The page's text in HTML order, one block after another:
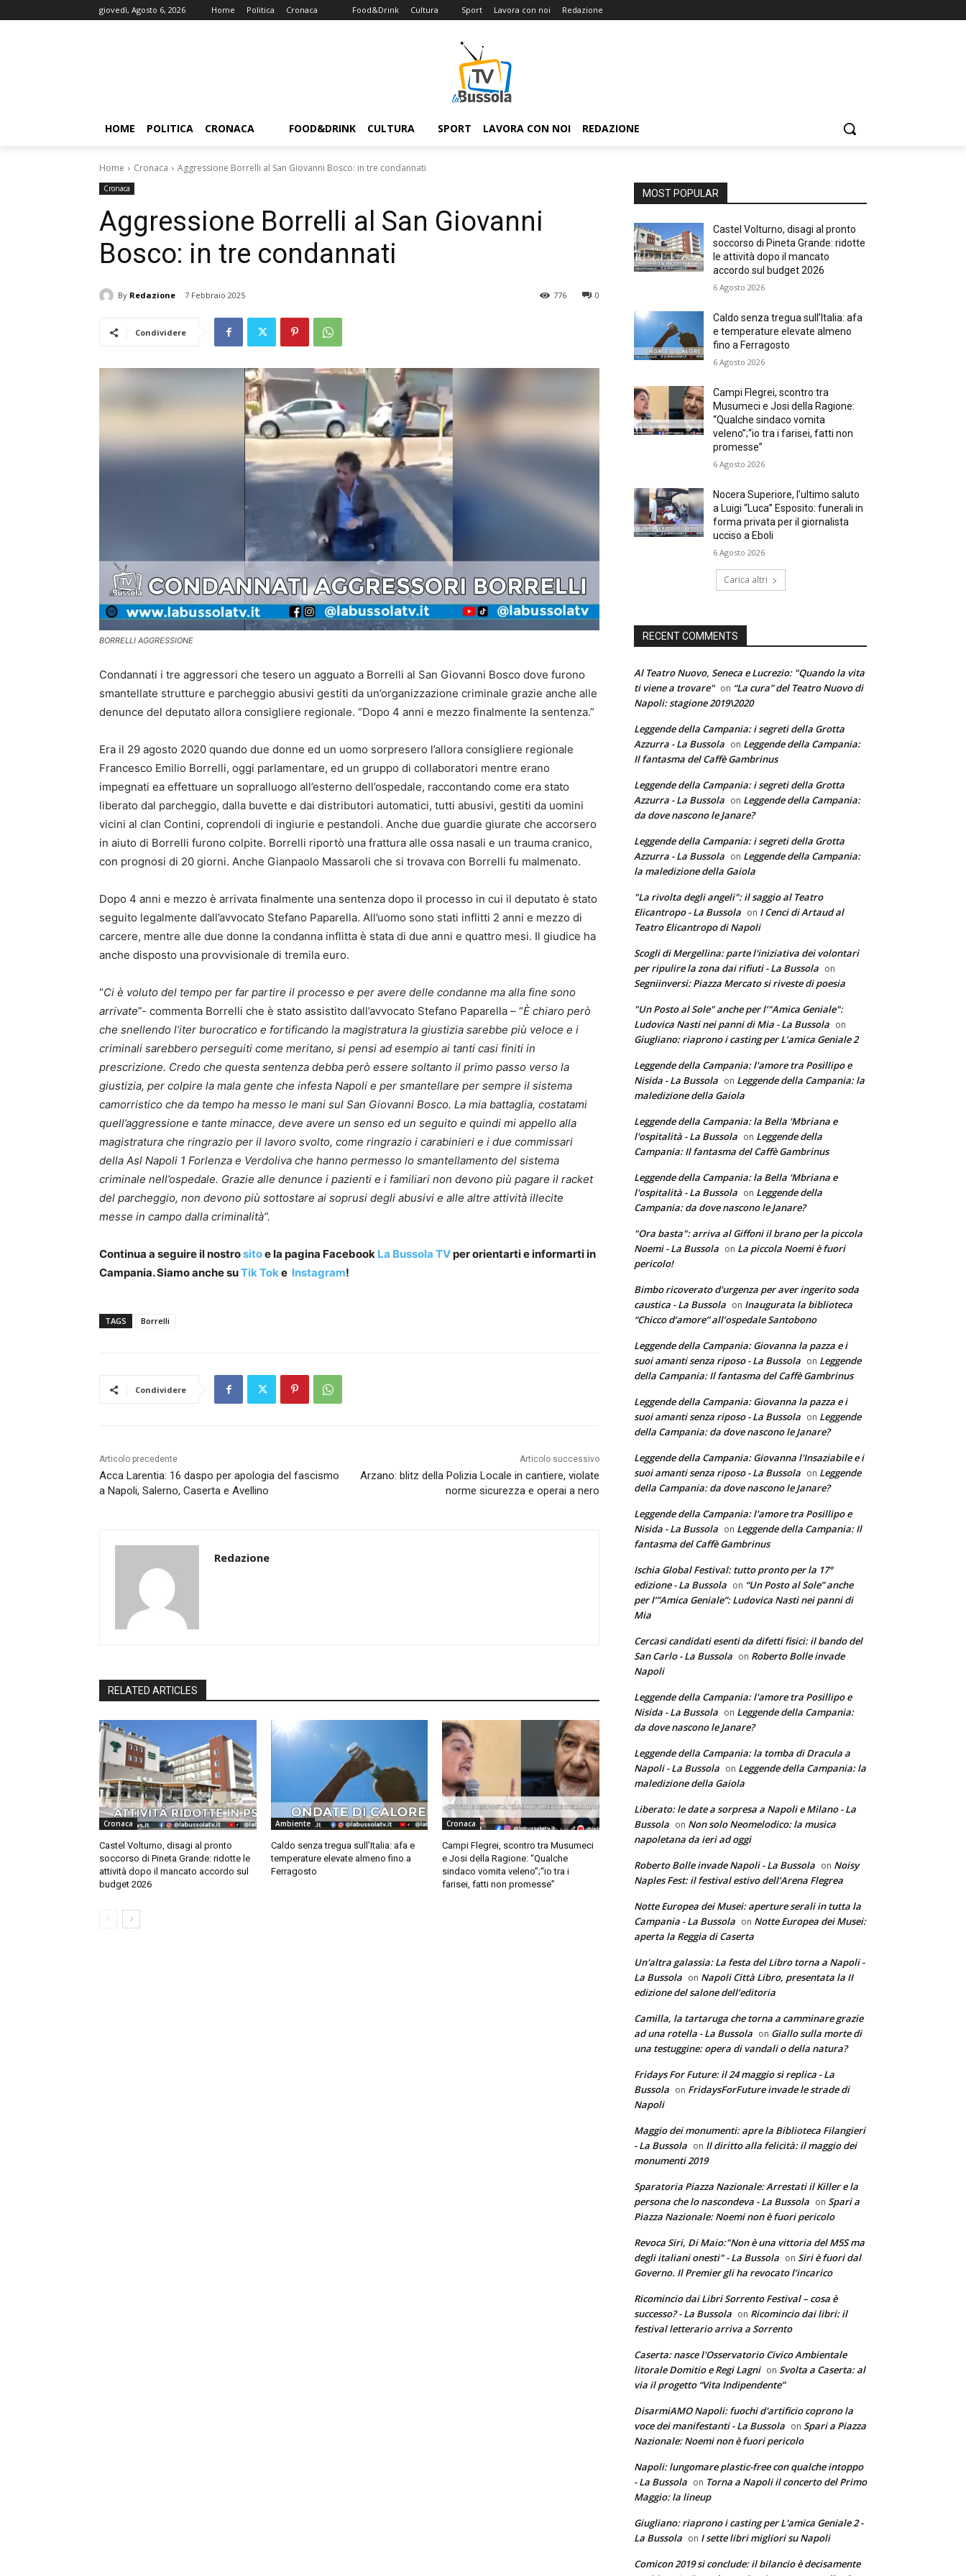
giovedì, Agosto 6, 2026 Home Politica Cronaca Food&Drink Cultura Sport Lavora con noi Redazione
HOME POLITICA CRONACA FOOD&DRINK CULTURA SPORT LAVORA CON NOI REDAZIONE
Home Cronaca Aggressione Borrelli al San Giovanni Bosco: in tre condannati
Cronaca
Aggressione Borrelli al San Giovanni
Bosco: in tre condannati
By Redazione 7 Febbraio 2025 0
776
Condividere
BORRELLI AGGRESSIONE
Condannati i tre aggressori che tesero un agguato a Borrelli al San Giovanni Bosco dove furono
smantellate strutture e parcheggio abusivi gestiti da un’organizzazione criminale grazie anche alle
denunce del deputato allora consigliere regionale. “Dopo 4 anni e mezzo finalmente la sentenza.”
Era il 29 agosto 2020 quando due donne ed un uomo sorpresero l’allora consigliere regionale
Francesco Emilio Borrelli, oggi parlamentare, ed un gruppo di collaboratori mentre erano
impegnati ea effettuare un sopralluogo all’esterno dell’ospedale, raccontando come era stato
liberato dal parcheggio, dalla buvette e dai distributori automatici, tutti abusivi, gestiti da uomini
vicini al clan Contini, coprendoli di ingiurie e pestandoli. Anche due guardie giurate che accorsero
in aiuto di Borrelli furono colpite. Borrelli riportò una frattura alle ossa nasali e un trauma cranico,
con prognosi di 20 giorni. Anche Gianpaolo Massaroli che si trovava con Borrelli fu malmenato.
Dopo 4 anni e mezzo è arrivata finalmente una sentenza dopo il processo in cui il deputato è stato
seguito legalmente dall’avvocato Stefano Paparella. All’uomo sono stati inflitti 2 anni e mezzo di
carcere, mentre alle due donne la condanna inflitta è stata di due anni e quattro mesi. Il giudice ha
anche disposto una provvisionale di tremila euro.
“Ci è voluto del tempo per far partire il processo e per avere delle condanne ma alla fine sono
arrivate”- commenta Borrelli che è stato assistito dall’avvocato Stefano Paparella – “È chiaro però
che snellendo l’iter burocratico e fortificando la magistratura la giustizia sarebbe più veloce e i
criminali sarebbero perseguiti come meritano, si pensi ad esempio ai tanti casi finiti in
prescrizione. Credo che questa sentenza debba però essere soltanto il primo passo verso la
giustizia, per colpire la mala gente che infesta Napoli e per smantellare per sempre il sistema
camorristico che da tempo ha messo le mani sul San Giovanni Bosco. La mia battaglia, costatami
quell’aggressione e tante minacce, deve avere un senso ed un seguito e quindi mi appello alla
magistratura che ringrazio per il lavoro svolto, come ringrazio i carabinieri e i due commissari
della Asl Napoli 1 Forlenza e Verdoliva che hanno permesso lo smantellamento del sistema
criminale nell’ospedale. Grazie alle denunce i pazienti e i familiari non devono più pagare il racket
del parcheggio, non devono più sottostare ai soprusi degli abusivi e alle altre attività illecite
messe in campo dalla criminalità”.
Continua a seguire il nostrositoe la pagina Facebook La Bussola TVper orientarti e informarti in
Campania. Siamo anche suTik Toke Instagram!
TAGS Borrelli
Condividere
Articolo precedente
Acca Larentia: 16 daspo per apologia del fascismo
a Napoli, Salerno, Caserta e Avellino
Articolo successivo
Arzano: blitz della Polizia Locale in cantiere, violate
norme sicurezza e operai a nero
Redazione
RELATED ARTICLES
Cronaca
Castel Volturno, disagi al pronto
soccorso di Pineta Grande: ridotte le
attività dopo il mancato accordo sul
budget 2026
Ambiente
Caldo senza tregua sull’Italia: afa e
temperature elevate almeno fino a
Ferragosto
Cronaca
Campi Flegrei, scontro tra Musumeci
e Josi della Ragione: “Qualche
sindaco vomita veleno”;“io tra i
farisei, fatti non promesse”
MOST POPULAR
Castel Volturno, disagi al pronto
soccorso di Pineta Grande: ridotte
le attività dopo il mancato
accordo sul budget 2026
6 Agosto 2026
Caldo senza tregua sull’Italia: afa
e temperature elevate almeno
fino a Ferragosto
6 Agosto 2026
Campi Flegrei, scontro tra
Musumeci e Josi della Ragione:
“Qualche sindaco vomita
veleno”;“io tra i farisei, fatti non
promesse”
6 Agosto 2026
Nocera Superiore, l’ultimo saluto
a Luigi “Luca” Esposito: funerali in
forma privata per il giornalista
ucciso a Eboli
6 Agosto 2026
Carica altri
RECENT COMMENTS
Al Teatro Nuovo, Seneca e Lucrezio: "Quando la vita
ti viene a trovare" on “La cura” del Teatro Nuovo di
Napoli: stagione 2019\2020
Leggende della Campania: i segreti della Grotta
Azzurra - La Bussola on Leggende della Campania:
Il fantasma del Caffè Gambrinus
Leggende della Campania: i segreti della Grotta
Azzurra - La Bussola on Leggende della Campania:
da dove nascono le Janare?
Leggende della Campania: i segreti della Grotta
Azzurra - La Bussola on Leggende della Campania:
la maledizione della Gaiola
"La rivolta degli angeli": il saggio al Teatro
Elicantropo - La Bussola on I Cenci di Artaud al
Teatro Elicantropo di Napoli
Scogli di Mergellina: parte l'iniziativa dei volontari
per ripulire la zona dai rifiuti - La Bussola on
Segniinversi: Piazza Mercato si riveste di poesia
"Un Posto al Sole" anche per l’"Amica Geniale":
Ludovica Nasti nei panni di Mia - La Bussola on
Giugliano: riaprono i casting per L’amica Geniale 2
Leggende della Campania: l'amore tra Posillipo e
Nisida - La Bussola on Leggende della Campania: la
maledizione della Gaiola
Leggende della Campania: la Bella 'Mbriana e
l'ospitalità - La Bussola on Leggende della
Campania: Il fantasma del Caffè Gambrinus
Leggende della Campania: la Bella 'Mbriana e
l'ospitalità - La Bussola on Leggende della
Campania: da dove nascono le Janare?
"Ora basta": arriva al Giffoni il brano per la piccola
Noemi - La Bussola on La piccola Noemi è fuori
pericolo!
Bimbo ricoverato d'urgenza per aver ingerito soda
caustica - La Bussola on Inaugurata la biblioteca
“Chicco d’amore” all’ospedale Santobono
Leggende della Campania: Giovanna la pazza e i
suoi amanti senza riposo - La Bussola on Leggende
della Campania: Il fantasma del Caffè Gambrinus
Leggende della Campania: Giovanna la pazza e i
suoi amanti senza riposo - La Bussola on Leggende
della Campania: da dove nascono le Janare?
Leggende della Campania: Giovanna l'Insaziabile e i
suoi amanti senza riposo - La Bussola on Leggende
della Campania: da dove nascono le Janare?
Leggende della Campania: l'amore tra Posillipo e
Nisida - La Bussola on Leggende della Campania: Il
fantasma del Caffè Gambrinus
Ischia Global Festival: tutto pronto per la 17°
edizione - La Bussola on “Un Posto al Sole” anche
per l’”Amica Geniale”: Ludovica Nasti nei panni di
Mia
Cercasi candidati esenti da difetti fisici: il bando del
San Carlo - La Bussola on Roberto Bolle invade
Napoli
Leggende della Campania: l'amore tra Posillipo e
Nisida - La Bussola on Leggende della Campania:
da dove nascono le Janare?
Leggende della Campania: la tomba di Dracula a
Napoli - La Bussola on Leggende della Campania: la
maledizione della Gaiola
Liberato: le date a sorpresa a Napoli e Milano - La
Bussola on Non solo Neomelodico: la musica
napoletana da ieri ad oggi
Roberto Bolle invade Napoli - La Bussola on Noisy
Naples Fest: il festival estivo dell’Arena Flegrea
Notte Europea dei Musei: aperture serali in tutta la
Campania - La Bussola on Notte Europea dei Musei:
aperta la Reggia di Caserta
Un'altra galassia: La festa del Libro torna a Napoli -
La Bussola on Napoli Città Libro, presentata la II
edizione del salone dell’editoria
Camilla, la tartaruga che torna a camminare grazie
ad una rotella - La Bussola on Giallo sulla morte di
una testuggine: opera di vandali o della natura?
Fridays For Future: il 24 maggio si replica - La
Bussola on FridaysForFuture invade le strade di
Napoli
Maggio dei monumenti: apre la Biblioteca Filangieri
- La Bussola on Il diritto alla felicità: il maggio dei
monumenti 2019
Sparatoria Piazza Nazionale: Arrestati il Killer e la
persona che lo nascondeva - La Bussola on Spari a
Piazza Nazionale: Noemi non è fuori pericolo
Revoca Siri, Di Maio:"Non è una vittoria del M5S ma
degli italiani onesti" - La Bussola on Siri è fuori dal
Governo. Il Premier gli ha revocato l’incarico
Ricomincio dai Libri Sorrento Festival – cosa è
successo? - La Bussola on Ricomincio dai libri: il
festival letterario arriva a Sorrento
Caserta: nasce l'Osservatorio Civico Ambientale
litorale Domitio e Regi Lagni on Svolta a Caserta: al
via il progetto “Vita Indipendente”
DisarmiAMO Napoli: fuochi d'artificio coprono la
voce dei manifestanti - La Bussola on Spari a Piazza
Nazionale: Noemi non è fuori pericolo
Napoli: lungomare plastic-free con qualche intoppo
- La Bussola on Torna a Napoli il concerto del Primo
Maggio: la lineup
Giugliano: riaprono i casting per L'amica Geniale 2 -
La Bussola on I sette libri migliori su Napoli
Comicon 2019 si conclude: il bilancio è decisamente